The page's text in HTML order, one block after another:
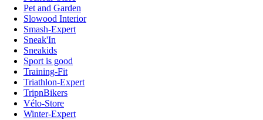
Pet and Garden
Slowood Interior
Smash-Expert
Sneak'In
Sneakids
Sport is good
Training-Fit
Triathlon-Expert
TripnBikers
Vélo-Store
Winter-Expert